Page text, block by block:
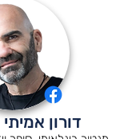
דורון אמיתי